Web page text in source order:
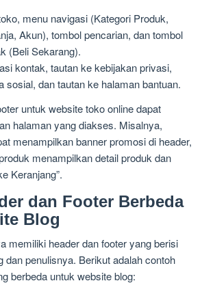
menu navigasi (Kategori Produk,
Akun), tombol pencarian, dan tombol
(Beli Sekarang).
kontak, tautan ke kebijakan privasi,
sosial, dan tautan ke halaman bantuan.
untuk website toko online dapat
halaman yang diakses. Misalnya,
menampilkan banner promosi di header,
menampilkan detail produk dan
Keranjang”.
dan Footer Berbeda
Blog
memiliki header dan footer yang berisi
dan penulisnya. Berikut adalah contoh
berbeda untuk website blog: